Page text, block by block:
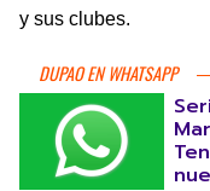
y sus clubes.
DUPAO EN WHATSAPP